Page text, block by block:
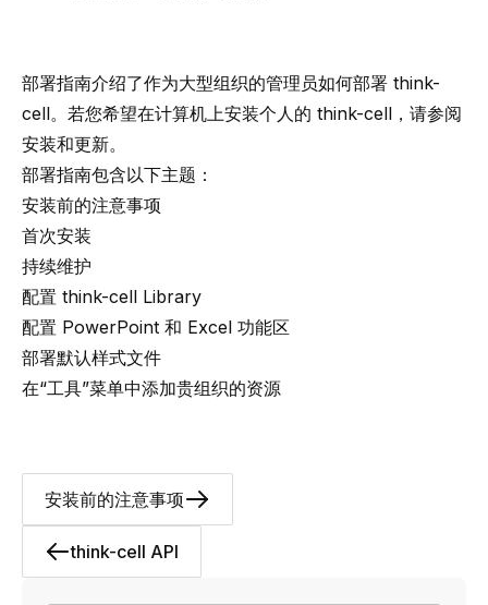
部署指南介绍了作为大型组织的管理员如何部署 think-
cell。若您希望在计算机上安装个人的 think-cell，请参阅
安装和更新。
部署指南包含以下主题：
安装前的注意事项
首次安装
持续维护
配置 think-cell Library
配置 PowerPoint 和 Excel 功能区
部署默认样式文件
在“工具”菜单中添加贵组织的资源
think-cell API
安装前的注意事项